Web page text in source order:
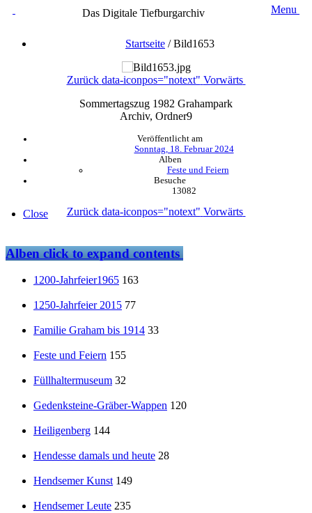
Das Digitale Tiefburgarchiv Menu
Startseite /Bild1653
Zurück data-iconpos="notext" Vorwärts
Sommertagszug 1982 Grahampark
Archiv, Ordner9
Veröffentlicht am
Sonntag, 18. Februar 2024
Alben
Feste und Feiern
Besuche
13082
Zurück data-iconpos="notext" Vorwärts
Close
Albenclick to expand contents
1200-Jahrfeier1965 163
1250-Jahrfeier 2015 77
Familie Graham bis 1914 33
Feste und Feiern 155
Füllhaltermuseum 32
Gedenksteine-Gräber-Wappen 120
Heiligenberg 144
Hendesse damals und heute 28
Hendsemer Kunst 149
Hendsemer Leute 235